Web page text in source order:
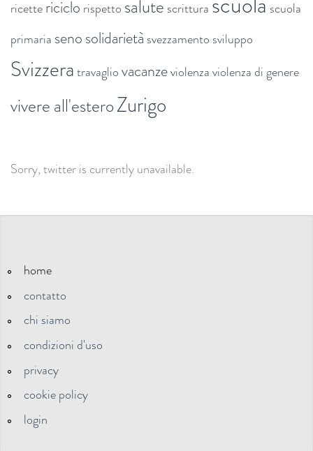
ricettericiclo rispetto salute scrittura
scuola
primaria senosolidarietà svezzamento sviluppo
Svizzeratravagliovacanzeviolenzaviolenza di genere
vivere all'esteroZurigo
Sorry, twitter is currently unavailable.
home
contatto
chi siamo
condizioni d'uso
privacy
cookie policy
login